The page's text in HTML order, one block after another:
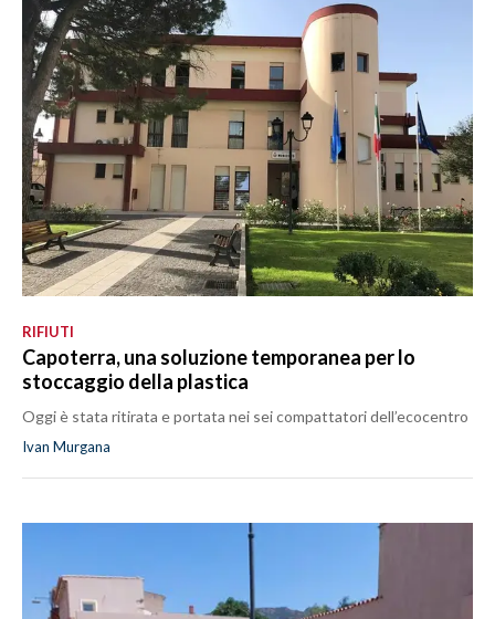
RIFIUTI
Capoterra, una soluzione temporanea per lo
stoccaggio della plastica
Oggi è stata ritirata e portata nei sei compattatori dell’ecocentro
Ivan Murgana